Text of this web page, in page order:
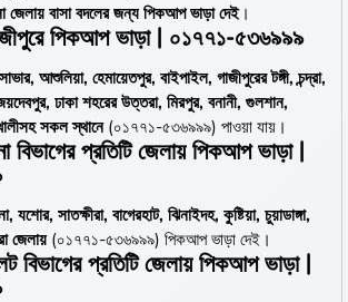
জেলায় বাসা বদলের জন্য পিকআপ ভাড়া দেই।
পিকআপ ভাড়া | ০১৭৭১-৫৩৬৯৯৯
সাভার, আশুলিয়া, হেমায়েতপুর, বাইপাইল, গাজীপুরের টঙ্গী, চন্দ্রা,
ঢাকা শহরের উত্তরা, মিরপুর, বনানী, গুলশান,
সকল স্থানে(০১৭৭১-৫৩৬৯৯৯) পাওয়া যায়।
বিভাগের প্রতিটি জেলায় পিকআপ ভাড়া |
যশোর, সাতক্ষীরা, বাগেরহাট, ঝিনাইদহ, কুষ্টিয়া, চুয়াডাঙ্গা,
জেলায়(০১৭৭১-৫৩৬৯৯৯) পিকআপ ভাড়া দেই।
বিভাগের প্রতিটি জেলায় পিকআপ ভাড়া |